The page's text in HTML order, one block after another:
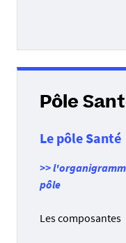
Pôle
Le pôle Santé
>>
pôle
Les composantes